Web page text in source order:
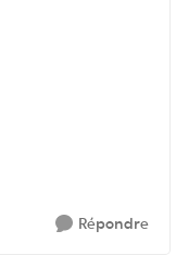
Répondre